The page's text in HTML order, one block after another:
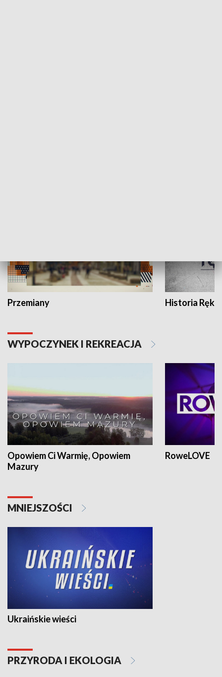
Przemiany Historia Ręką
WYPOCZYNEK I REKREACJA
Opowiem Ci Warmię, Opowiem
Mazury
RoweLOVE
MNIEJSZOŚCI
Ukraińskie wieści
PRZYRODA I EKOLOGIA